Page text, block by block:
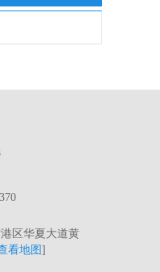
区华夏大道黄
看地图 ]